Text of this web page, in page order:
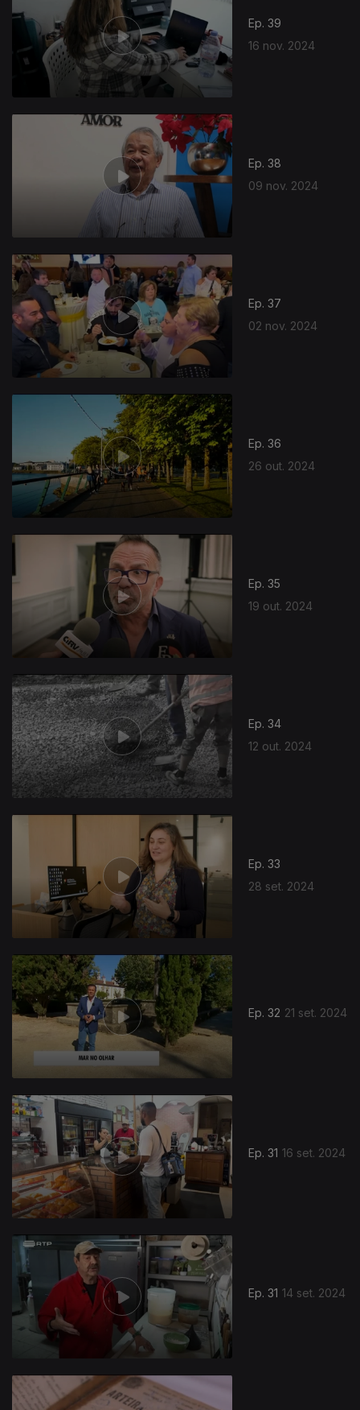
Ep. 39
16 nov. 2024
Ep. 38
09 nov. 2024
Ep. 37
02 nov. 2024
Ep. 36
26 out. 2024
Ep. 35
19 out. 2024
Ep. 34
12 out. 2024
Ep. 33
28 set. 2024
Ep. 32 21 set. 2024
Ep. 31 16 set. 2024
Ep. 31 14 set. 2024